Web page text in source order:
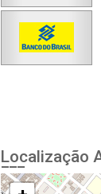
Localização